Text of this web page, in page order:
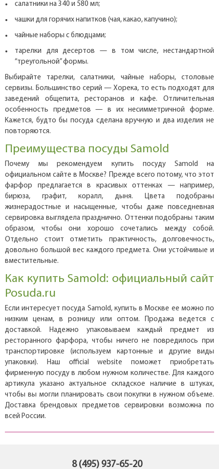
салатники на 340 и 580 мл;
чашки для горячих напитков (чая, какао, капучино);
чайные наборы с блюдцами;
тарелки для десертов — в том числе, нестандартной
“треугольной” формы.
Выбирайте тарелки, салатники, чайные наборы, столовые
сервизы. Большинство серий — Хорека, то есть подходят для
заведений общепита, ресторанов и кафе. Отличительная
особенность предметов — в их несимметричной форме.
Кажется, будто бы посуда сделана вручную и два изделия не
повторяются.
Преимущества посуды Samold
Почему мы рекомендуем купить посуду Samold на
официальном сайте в Москве? Прежде всего потому, что этот
фарфор предлагается в красивых оттенках — например,
бирюза, графит, коралл, дыня. Цвета подобраны
жизнерадостные и насыщенные, чтобы даже повседневная
сервировка выглядела празднично. Оттенки подобраны таким
образом, чтобы они хорошо сочетались между собой.
Отдельно стоит отметить практичность, долговечность,
довольно большой вес каждого предмета. Они устойчивые и
вместительные.
Как купить Samold: официальный сайт
Posuda.ru
Если интересует посуда Samold, купить в Москве ее можно по
низким ценам, в розницу или оптом. Продажа ведется с
доставкой. Надежно упаковываем каждый предмет из
ресторанного фарфора, чтобы ничего не повредилось при
транспортировке (используем картонные и другие виды
упаковки). Наш official website поможет приобретать
фирменную посуду в любом нужном количестве. Для каждого
артикула указано актуальное складское наличие в штуках,
чтобы вы могли планировать свои покупки в нужном объеме.
Доставка брендовых предметов сервировки возможна по
всей России.
8 (495) 937-65-20